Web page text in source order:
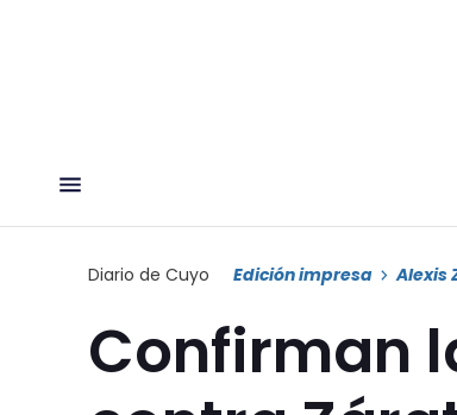
Diario de Cuyo Edición impresa Alexis
Confirman